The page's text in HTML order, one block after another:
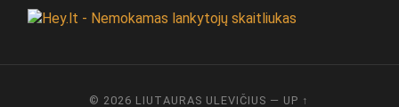
© 2026 LIUTAURAS ULEVIČIUS — UP ↑